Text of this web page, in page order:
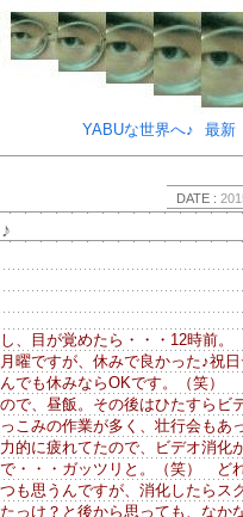
な戯言･･
YABUな世界へ♪
最新
DATE :
、目が覚めたら・・・12時前。
曜ですが、休みで良かった♪祝日
でも休みならOKです。（笑）
で、昼飯。その後はひたすらビ
こみの作業が多く、壮行会もあ
的に疲れてたので、ビデオ消化
・・・ガッツリと。（笑） ど
も思うんですが、消化したらス
っけ？と後から思っても、なか